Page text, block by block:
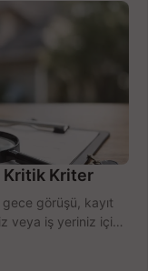
Kritik Kriter
görüşü, kayıt
veya iş yeriniz için